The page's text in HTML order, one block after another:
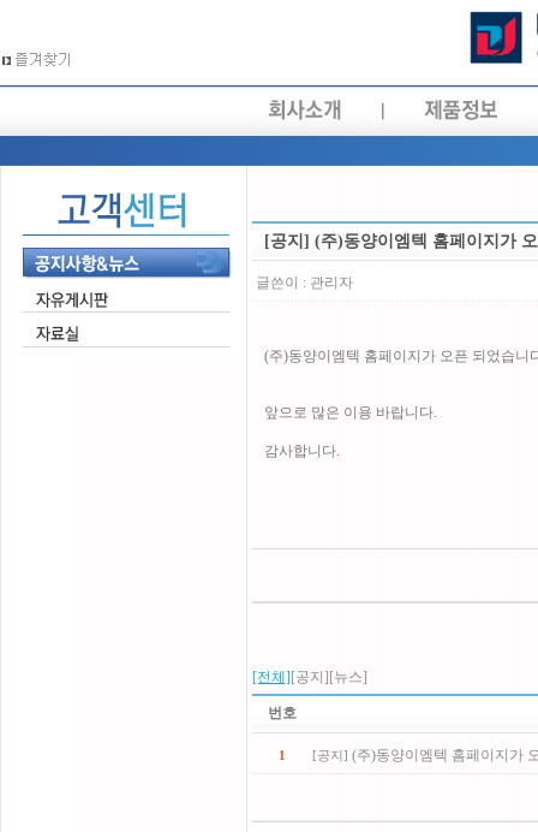
[공지] (주)동양이엠텍 홈페이지가
글쓴이 : 관리자
(주)동양이엠텍 홈페이지가 오픈 되었습니
앞으로 많은 이용 바랍니다.
감사합니다.
[전체] [공지] [뉴스]
번호
1 [공지 ] (주)동양이엠텍 홈페이지가